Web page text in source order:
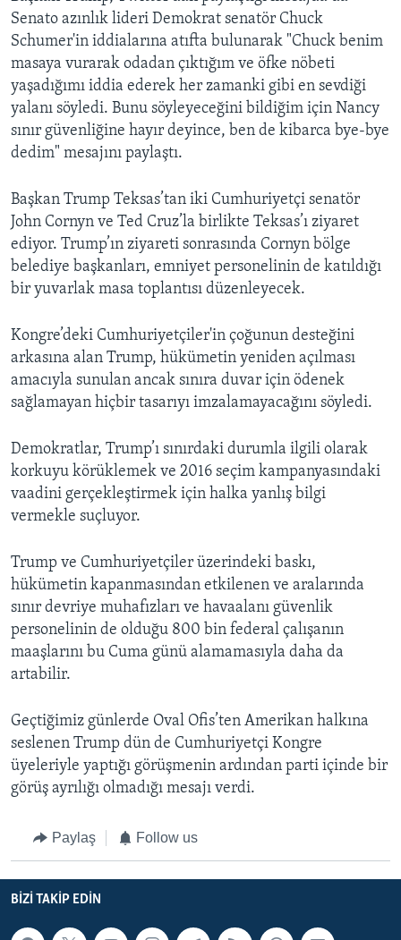
Senato azınlık lideri Demokrat senatör Chuck
Schumer'in iddialarına atıfta bulunarak "Chuck benim
masaya vurarak odadan çıktığım ve öfke nöbeti
yaşadığımı iddia ederek her zamanki gibi en sevdiği
yalanı söyledi. Bunu söyleyeceğini bildiğim için Nancy
sınır güvenliğine hayır deyince, ben de kibarca bye-bye
dedim" mesajını paylaştı.
Başkan Trump Teksas’tan iki Cumhuriyetçi senatör
John Cornyn ve Ted Cruz’la birlikte Teksas’ı ziyaret
ediyor. Trump’ın ziyareti sonrasında Cornyn bölge
belediye başkanları, emniyet personelinin de katıldığı
bir yuvarlak masa toplantısı düzenleyecek.
Kongre’deki Cumhuriyetçiler'in çoğunun desteğini
arkasına alan Trump, hükümetin yeniden açılması
amacıyla sunulan ancak sınıra duvar için ödenek
sağlamayan hiçbir tasarıyı imzalamayacağını söyledi.
Demokratlar, Trump’ı sınırdaki durumla ilgili olarak
korkuyu körüklemek ve 2016 seçim kampanyasındaki
vaadini gerçekleştirmek için halka yanlış bilgi
vermekle suçluyor.
Trump ve Cumhuriyetçiler üzerindeki baskı,
hükümetin kapanmasından etkilenen ve aralarında
sınır devriye muhafızları ve havaalanı güvenlik
personelinin de olduğu 800 bin federal çalışanın
maaşlarını bu Cuma günü alamamasıyla daha da
artabilir.
Geçtiğimiz günlerde Oval Ofis’ten Amerikan halkına
seslenen Trump dün de Cumhuriyetçi Kongre
üyeleriyle yaptığı görüşmenin ardından parti içinde bir
görüş ayrılığı olmadığı mesajı verdi.
Paylaş Follow us
BIZI TAKIP EDIN